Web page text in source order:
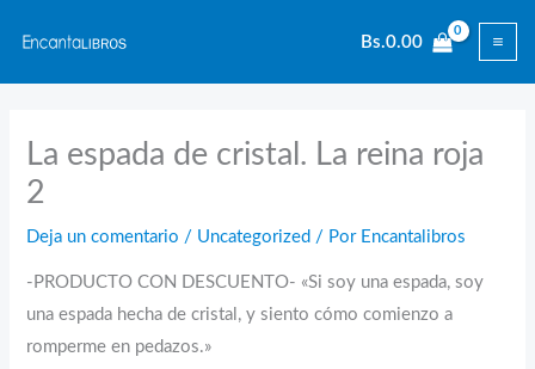
contenido
Bs.0.00
La espada de cristal. La reina roja
2
Deja un comentario / Uncategorized / Por Encantalibros
-PRODUCTO CON DESCUENTO- «Si soy una espada, soy
una espada hecha de cristal, y siento cómo comienzo a
romperme en pedazos.»